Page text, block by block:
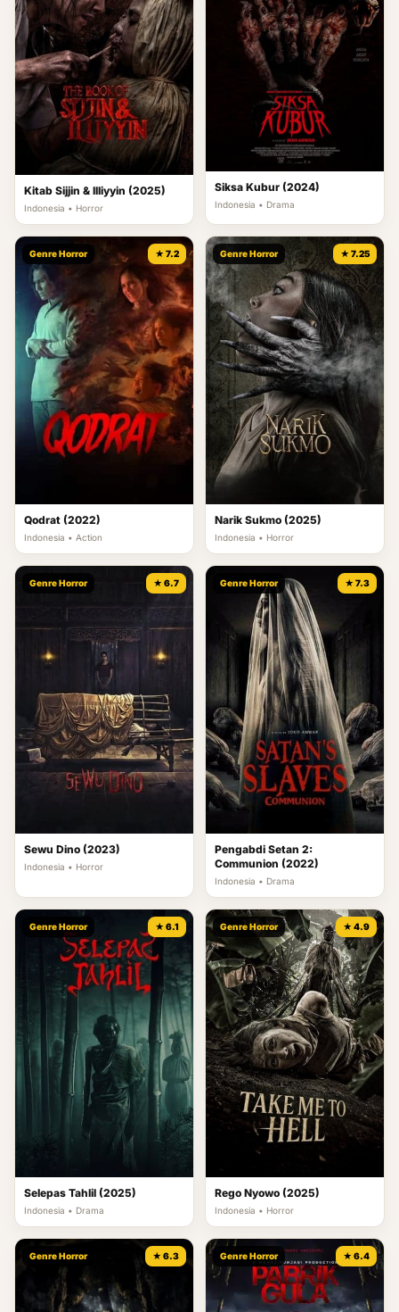
Kitab Sijjin & Illiyyin (2025)
Indonesia • Horror
Siksa Kubur (2024)
Indonesia • Drama
Genre Horror ★ 7.2
Qodrat (2022)
Indonesia • Action
Genre Horror ★ 7.25
Narik Sukmo (2025)
Indonesia • Horror
Genre Horror ★ 6.7
Sewu Dino (2023)
Indonesia • Horror
Genre Horror ★ 7.3
Pengabdi Setan 2:
Communion (2022)
Indonesia • Drama
Genre Horror ★ 6.1
Selepas Tahlil (2025)
Indonesia • Drama
Genre Horror ★ 4.9
Rego Nyowo (2025)
Indonesia • Horror
Genre Horror ★ 6.3 Genre Horror ★ 6.4